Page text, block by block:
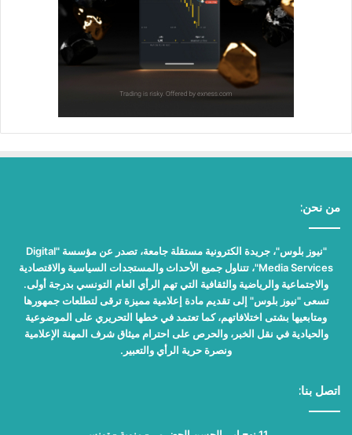
من نحن:
"نيوز بلوس"، جريدة الكترونية مستقلة جامعة، تصدر عن مؤسسة "Digital
Media Services"، تتناول جميع الأحداث والمستجدات السياسية والاقتصادية
والاجتماعية والرياضية والثقافية التي تهم الرأي العام التونسي بدرجة أولى.
تسعى "نيوز بلوس" إلى تقديم مادة إعلامية مميزة ترقى لتطلعات جمهورها
ومتابعيها بشتى اختلافاتهم، كما تعتمد في خطها التحريري على الموضوعية
والحيادية في نقل الخبر، والحرص على احترام ميثاق شرف المهنة الإعلامية
ونصرة حرية الرأي والتعبير.
اتصل بنا: